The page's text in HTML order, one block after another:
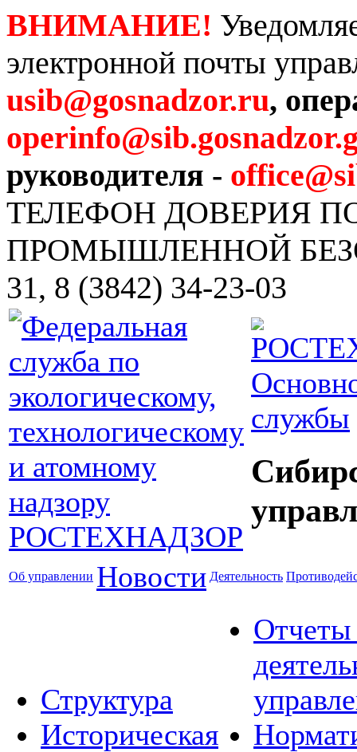
ВНИМАНИЕ!
электронной почты
usib@gosnadzor.ru,
руководителя -
ТЕЛЕФОН ДОВЕРИЯ
ПРОМЫШЛЕННОЙ
31, 8 (3842) 34-23-03
службы
Об управлении Новости Деятельность
Структура
Историческая
Отчеты